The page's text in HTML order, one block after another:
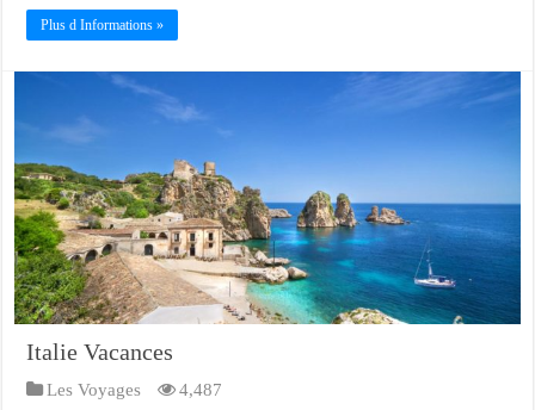
Plus d Informations »
Italie Vacances
Les Voyages 4,487